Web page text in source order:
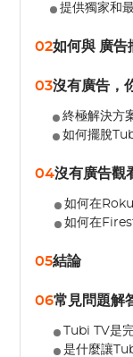
提供獨家和
02如何與 廣告
03沒有廣告，
終極解決方
如何擺脫
04沒有廣告觀
如何在
如何在
05結論
06常見問題解
Tubi TV是
是什麼讓